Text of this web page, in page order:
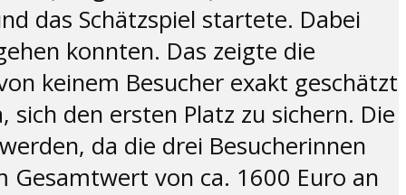
das Schätzspiel startete. Dabei
konnten. Das zeigte die
keinem Besucher exakt geschätzt
den ersten Platz zu sichern. Die
da die drei Besucherinnen
Gesamtwert von ca. 1600 Euro an